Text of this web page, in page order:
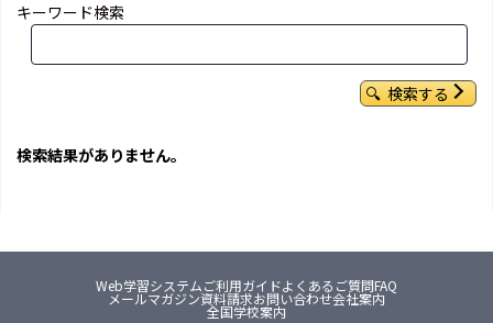
キーワード検索
検索する
検索結果がありません。
Web学習システムご利用ガイドよくあるご質問FAQ
メールマガジン資料請求お問い合わせ会社案内
全国学校案内